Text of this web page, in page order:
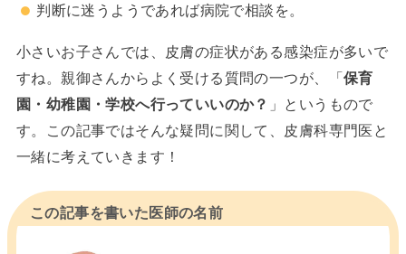
判断に迷うようであれば病院で相談を。
小さいお子さんでは、皮膚の症状がある感染症が多いで
すね。親御さんからよく受ける質問の一つが、「保育
園・幼稚園・学校へ行っていいのか？ 」というもので
す。この記事ではそんな疑問に関して、皮膚科専門医と
一緒に考えていきます！
この記事を書いた医師の名前